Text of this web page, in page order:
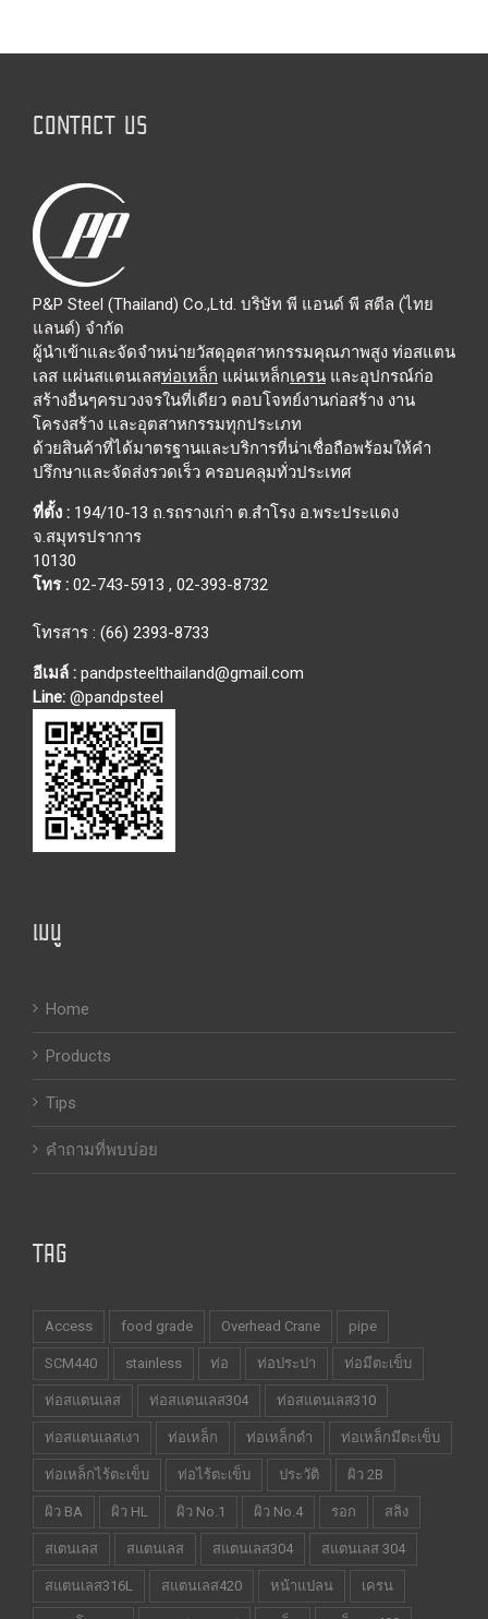
CONTACT US
P&P Steel (Thailand) Co.,Ltd. บริษัท พี แอนด์ พี สตีล (ไทย
แลนด์) จำกัด
ผู้นำเข้าและจัดจำหน่ายวัสดุอุตสาหกรรมคุณภาพสูง ท่อสแตน
เลส แผ่นสแตนเลสท่อเหล็ก แผ่นเหล็กเครน และอุปกรณ์ก่อ
สร้างอื่นๆครบวงจรในที่เดียว ตอบโจทย์งานก่อสร้าง งาน
โครงสร้าง และอุตสาหกรรมทุกประเภท
ด้วยสินค้าที่ได้มาตรฐานและบริการที่น่าเชื่อถือพร้อมให้คำ
ปรึกษาและจัดส่งรวดเร็ว ครอบคลุมทั่วประเทศ
ที่ตั้ง : 194/10-13 ถ.รถรางเก่า ต.สำโรง อ.พระประแดง
จ.สมุทรปราการ
10130
โทร : 02-743-5913 , 02-393-8732
โทรสาร : (66) 2393-8733
อีเมล์ : pandpsteelthailand@gmail.com
Line: @pandpsteel
เมนู
Home
Products
Tips
คำถามที่พบบ่อย
TAG
Access food grade Overhead Crane pipe
SCM440 stainless ท่อ ท่อประปา ท่อมีตะเข็บ
ท่อสแตนเลส ท่อสแตนเลส304 ท่อสแตนเลส310
ท่อสแตนเลสเงา ท่อเหล็ก ท่อเหล็กดำ ท่อเหล็กมีตะเข็บ
ท่อเหล็กไร้ตะเข็บ ท่อไร้ตะเข็บ ประวัติ ผิว 2B
ผิว BA ผิว HL ผิว No.1 ผิว No.4 รอก สลิง
สเตนเลส สแตนเลส สแตนเลส304 สแตนเลส 304
สแตนเลส316L สแตนเลส420 หน้าแปลน เครน